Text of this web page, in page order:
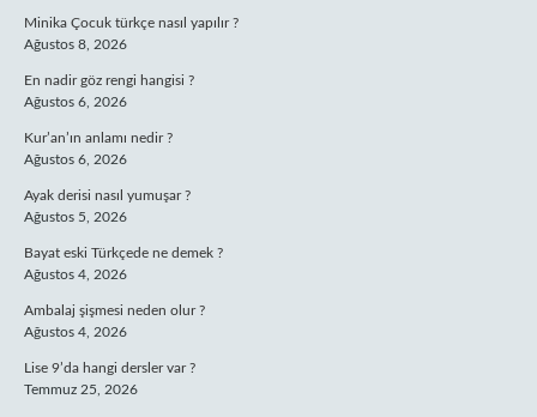
Minika Çocuk türkçe nasıl yapılır ?
Ağustos 8, 2026
En nadir göz rengi hangisi ?
Ağustos 6, 2026
Kur’an’ın anlamı nedir ?
Ağustos 6, 2026
Ayak derisi nasıl yumuşar ?
Ağustos 5, 2026
Bayat eski Türkçede ne demek ?
Ağustos 4, 2026
Ambalaj şişmesi neden olur ?
Ağustos 4, 2026
Lise 9’da hangi dersler var ?
Temmuz 25, 2026